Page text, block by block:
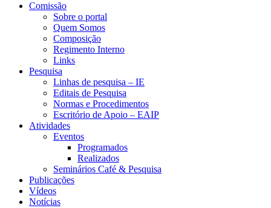
Comissão
Sobre o portal
Quem Somos
Composição
Regimento Interno
Links
Pesquisa
Linhas de pesquisa – IE
Editais de Pesquisa
Normas e Procedimentos
Escritório de Apoio – EAIP
Atividades
Eventos
Programados
Realizados
Seminários Café & Pesquisa
Publicações
Vídeos
Notícias